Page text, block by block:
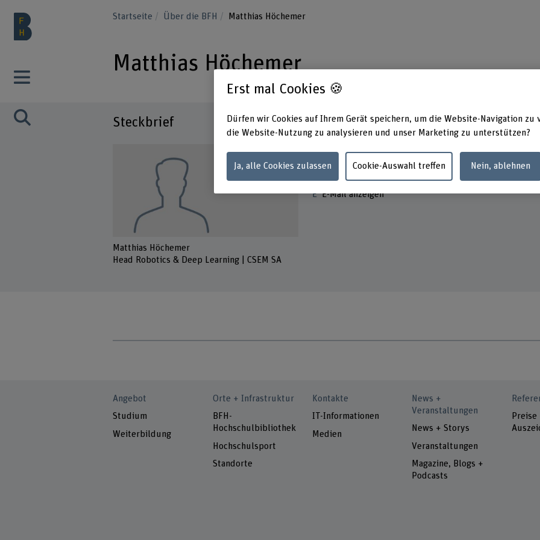
Startseite Über die BFH Matthias Höchemer
Matthias Höchemer
Steckbrief
Matthias Höchemer
Head Robotics & Deep Learning | CSEM SA
Kontakt
E-Mail anzeigen
Angebot
Studium
Weiterbildung
Orte + Infrastruktur
BFH-
Hochschulbibliothek
Hochschulsport
Standorte
Kontakte
IT-Informationen
Medien
News +
Veranstaltungen
News + Storys
Veranstaltungen
Magazine, Blogs +
Podcasts
Preise
Erst mal Cookies 🍪
Dürfen wir Cookies auf Ihrem Gerät speichern, um die Website-Navigation zu
die Website-Nutzung zu analysieren und unser Marketing zu unterstützen?
Ja, alle Cookies zulassen Cookie-Auswahl treffen Nein, ablehnen